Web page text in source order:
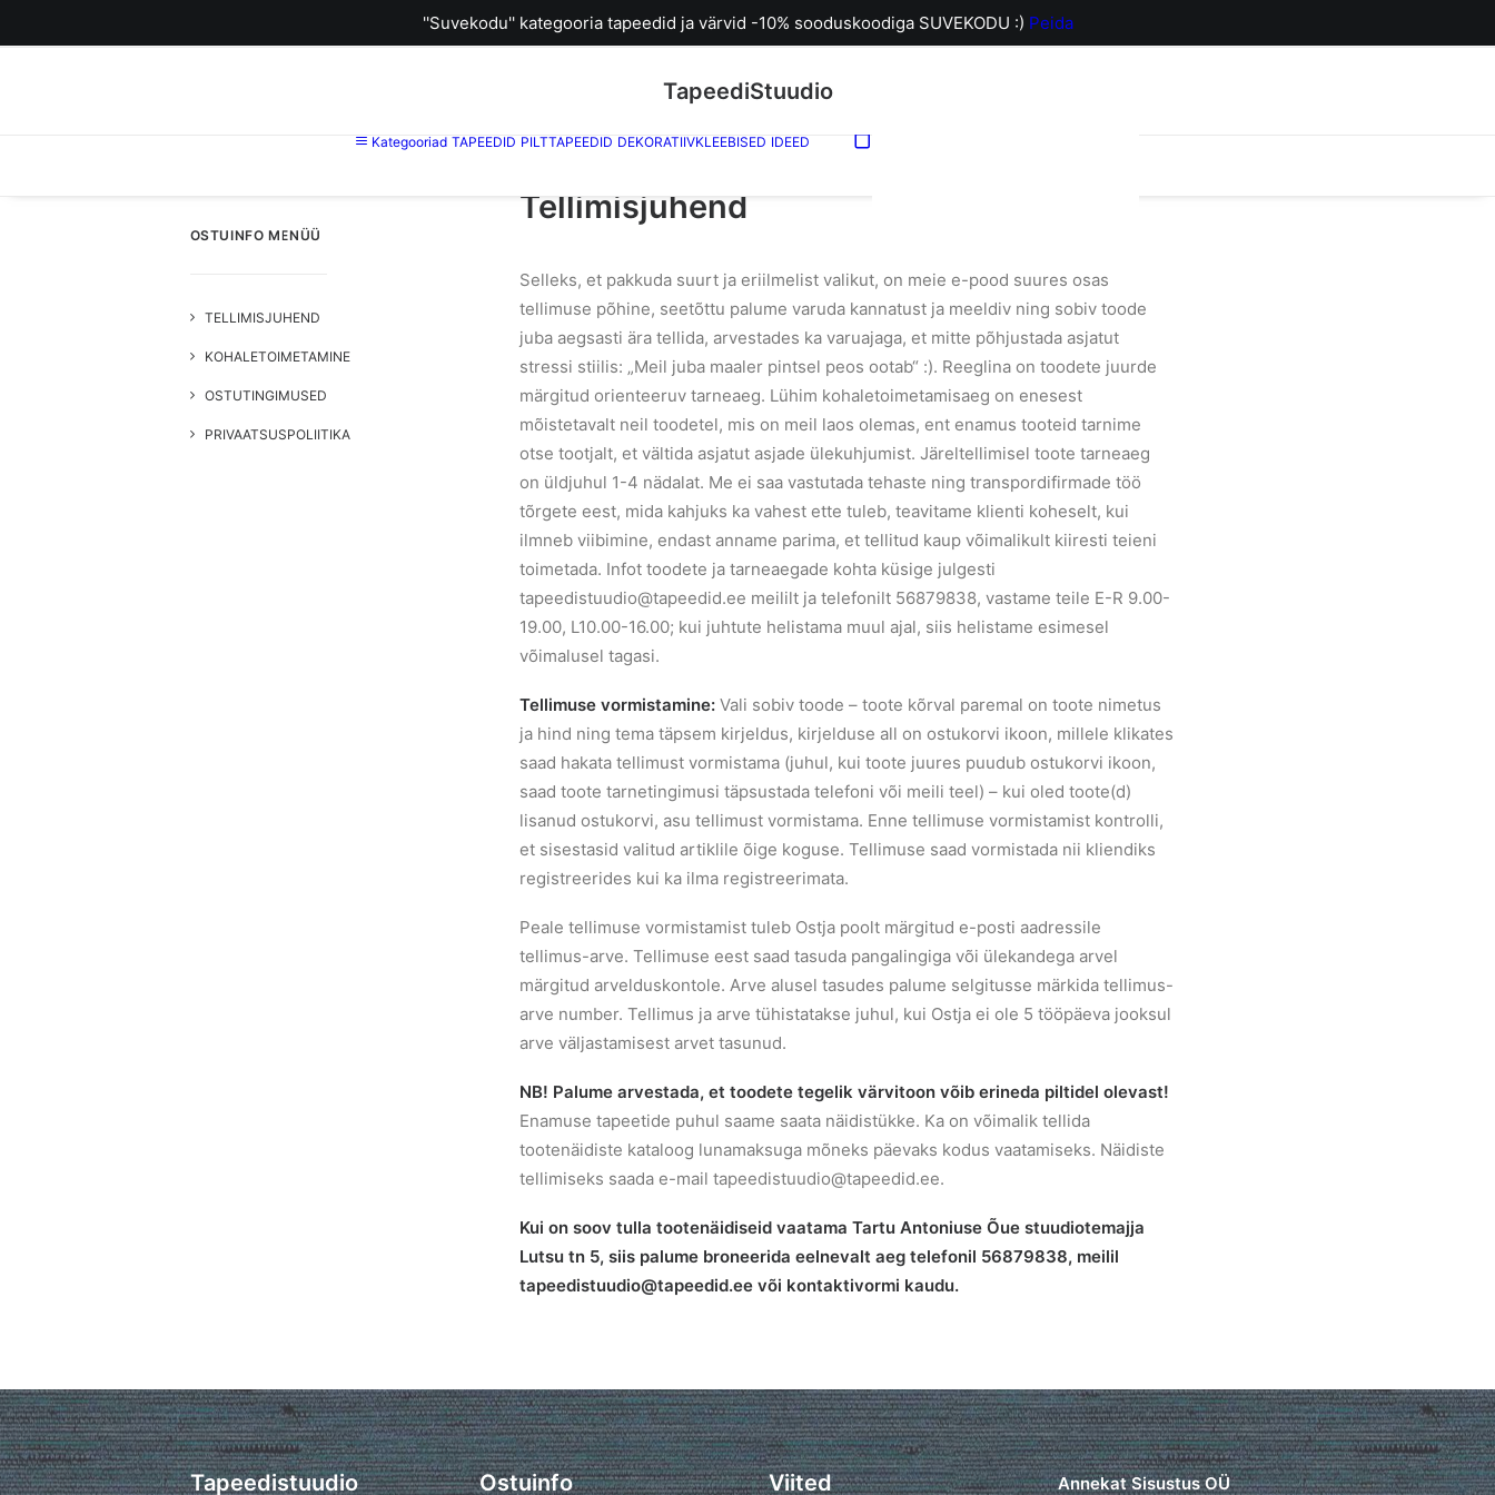
''Suvekodu'' kategooria tapeedid ja värvid -10% sooduskoodiga SUVEKODU :) Peida
TapeediStuudio
Kategooriad TAPEEDID PILTTAPEEDID DEKORATIIVKLEEBISED IDEED
OSTUINFO MENÜÜ
TELLIMISJUHEND
KOHALETOIMETAMINE
OSTUTINGIMUSED
PRIVAATSUSPOLIITIKA
Tellimisjuhend
Selleks, et pakkuda suurt ja eriilmelist valikut, on meie e-pood suures osas
tellimuse põhine, seetõttu palume varuda kannatust ja meeldiv ning sobiv toode
juba aegsasti ära tellida, arvestades ka varuajaga, et mitte põhjustada asjatut
stressi stiilis: „Meil juba maaler pintsel peos ootab“ :). Reeglina on toodete juurde
märgitud orienteeruv tarneaeg. Lühim kohaletoimetamisaeg on enesest
mõistetavalt neil toodetel, mis on meil laos olemas, ent enamus tooteid tarnime
otse tootjalt, et vältida asjatut asjade ülekuhjumist. Järeltellimisel toote tarneaeg
on üldjuhul 1-4 nädalat. Me ei saa vastutada tehaste ning transpordifirmade töö
tõrgete eest, mida kahjuks ka vahest ette tuleb, teavitame klienti koheselt, kui
ilmneb viibimine, endast anname parima, et tellitud kaup võimalikult kiiresti teieni
toimetada. Infot toodete ja tarneaegade kohta küsige julgesti
tapeedistuudio@tapeedid.ee meililt ja telefonilt 56879838, vastame teile E-R 9.00-
19.00, L10.00-16.00; kui juhtute helistama muul ajal, siis helistame esimesel
võimalusel tagasi.
Tellimuse vormistamine:Vali sobiv toode – toote kõrval paremal on toote nimetus
ja hind ning tema täpsem kirjeldus, kirjelduse all on ostukorvi ikoon, millele klikates
saad hakata tellimust vormistama (juhul, kui toote juures puudub ostukorvi ikoon,
saad toote tarnetingimusi täpsustada telefoni või meili teel) – kui oled toote(d)
lisanud ostukorvi, asu tellimust vormistama. Enne tellimuse vormistamist kontrolli,
et sisestasid valitud artiklile õige koguse. Tellimuse saad vormistada nii kliendiks
registreerides kui ka ilma registreerimata.
Peale tellimuse vormistamist tuleb Ostja poolt märgitud e-posti aadressile
tellimus-arve. Tellimuse eest saad tasuda pangalingiga või ülekandega arvel
märgitud arvelduskontole. Arve alusel tasudes palume selgitusse märkida tellimus-
arve number. Tellimus ja arve tühistatakse juhul, kui Ostja ei ole 5 tööpäeva jooksul
arve väljastamisest arvet tasunud.
NB! Palume arvestada, et toodete tegelik värvitoon võib erineda piltidel olevast!
Enamuse tapeetide puhul saame saata näidistükke. Ka on võimalik tellida
tootenäidiste kataloog lunamaksuga mõneks päevaks kodus vaatamiseks. Näidiste
tellimiseks saada e-mail tapeedistuudio@tapeedid.ee.
Kui on soov tulla tootenäidiseid vaatama Tartu Antoniuse Õue stuudiotemajja
Lutsu tn 5, siis palume broneerida eelnevalt aeg telefonil 56879838, meilil
tapeedistuudio@tapeedid.ee või kontaktivormi kaudu.
Tapeedistuudio Ostuinfo Viited Annekat Sisustus OÜ